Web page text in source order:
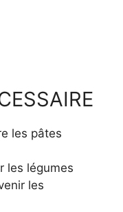
les pâtes
les légumes
les